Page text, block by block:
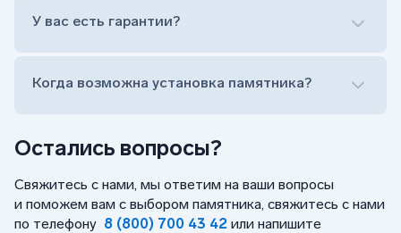
Остались вопросы?
Свяжитесь с нами, мы ответим на ваши вопросы
и поможем вам с выбором памятника, свяжитесь с нами
по телефону 8 (800) 700 43 42 или напишите
Оформить заказ удаленно (online)
Заказать бесплатный выезд менеджера на дом
У вас есть гарантии?
Когда возможна установка памятника?